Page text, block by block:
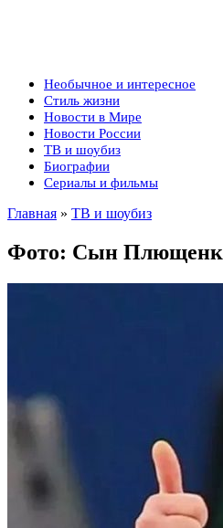
Необычное и интересное
Стиль жизни
Новости в Мире
Новости России
ТВ и шоубиз
Биографии
Сериалы и фильмы
Главная » ТВ и шоубиз
Фото: Сын